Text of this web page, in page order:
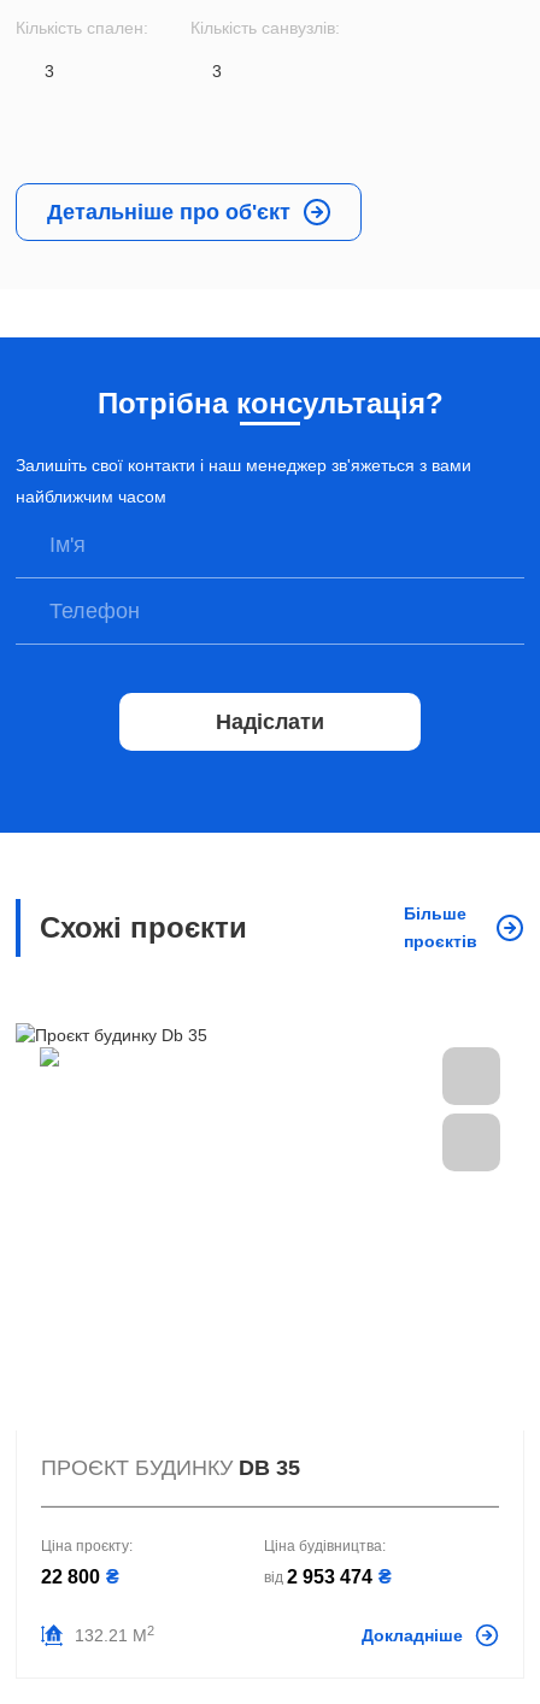
Кількість спален:
3
Кількість санвузлів:
3
Детальніше про об'єкт
Потрібна консультація?
Залишіть свої контакти і наш менеджер зв'яжеться з вами
найближчим часом
Надіслати
Схожі проєкти
Більше
проєктів
ПРОЄКТ БУДИНКУ DB 35
Ціна проєкту:
22 800 ₴
Ціна будівництва:
від 2 953 474 ₴
132.21 М2 Докладніше